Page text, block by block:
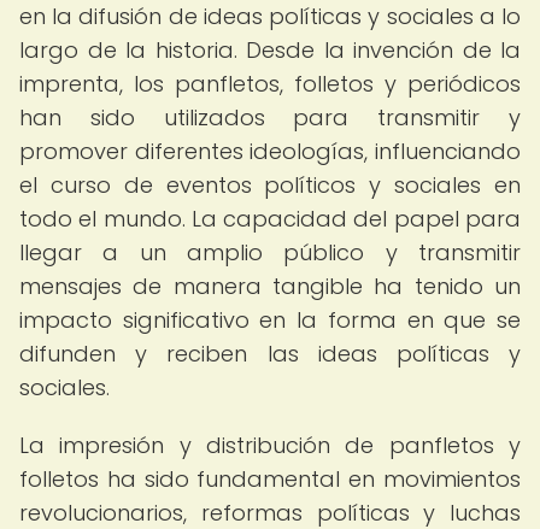
en la difusión de ideas políticas y sociales a lo
largo de la historia. Desde la invención de la
imprenta, los panfletos, folletos y periódicos
han sido utilizados para transmitir y
promover diferentes ideologías, influenciando
el curso de eventos políticos y sociales en
todo el mundo. La capacidad del papel para
llegar a un amplio público y transmitir
mensajes de manera tangible ha tenido un
impacto significativo en la forma en que se
difunden y reciben las ideas políticas y
sociales.
La impresión y distribución de panfletos y
folletos ha sido fundamental en movimientos
revolucionarios, reformas políticas y luchas